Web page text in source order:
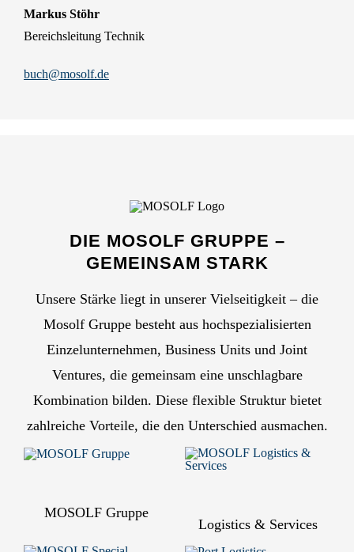
Markus Stöhr
Bereichsleitung Technik
buch@mosolf.de
DIE MOSOLF GRUPPE –
GEMEINSAM STARK
Unsere Stärke liegt in unserer Vielseitigkeit – die
Mosolf Gruppe besteht aus hochspezialisierten
Einzelunternehmen, Business Units und Joint
Ventures, die gemeinsam eine unschlagbare
Kombination bilden. Diese flexible Struktur bietet
zahlreiche Vorteile, die den Unterschied ausmachen.
MOSOLF Gruppe
Logistics & Services